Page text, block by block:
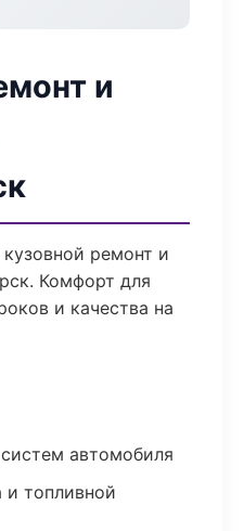
и
ремонт и
Комфорт для
и качества на
автомобиля
и топливной